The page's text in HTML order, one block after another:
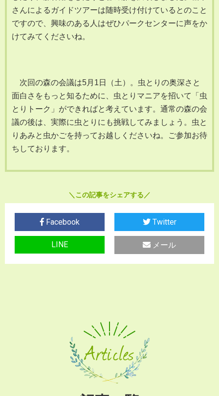
さんによるガイドツアーは随時受け付けているとのこと
ですので、興味のある人はぜひパークセンターに声をか
けてみてくださいね。
次回の森の会議は5月1日（土）。虫とりの奥深さと
面白さをもっと知るために、虫とりマニアを招いて「虫
とりトーク」ができればと考えています。通常の森の会
議の後は、実際に虫とりにも挑戦してみましょう。虫と
りあみと虫かごを持ってお越しくださいね。ご参加お待
ちしております。
この記事をシェアする
Facebook Twitter
LINE メール
Articles